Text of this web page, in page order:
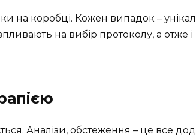
на коробці. Кожен випадок –
на вибір протоколу, а отже і
Аналізи, обстеження – це все